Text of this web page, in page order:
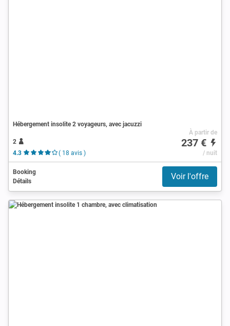
Hébergement insolite 2 voyageurs, avec jacuzzi
2
4.3
( 18 avis )
À partir de
237 €
/ nuit
Booking
Détails
Voir l'offre